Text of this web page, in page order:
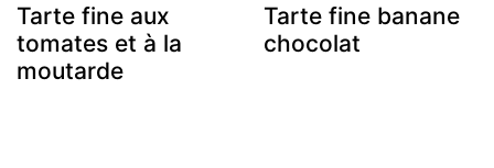
Tarte fine aux
tomates et à la
moutarde
Tarte fine banane
chocolat